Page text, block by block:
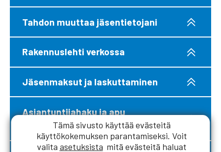
Tahdon muuttaa jäsentietojani
Rakennuslehti verkossa
Jäsenmaksut ja laskuttaminen
Asiantuntijahaku ja apu
rakennusurakan pulmiin
Tämä sivusto käyttää evästeitä
käyttökokemuksen parantamiseksi. Voit
valita asetuksista mitä evästeitä haluat